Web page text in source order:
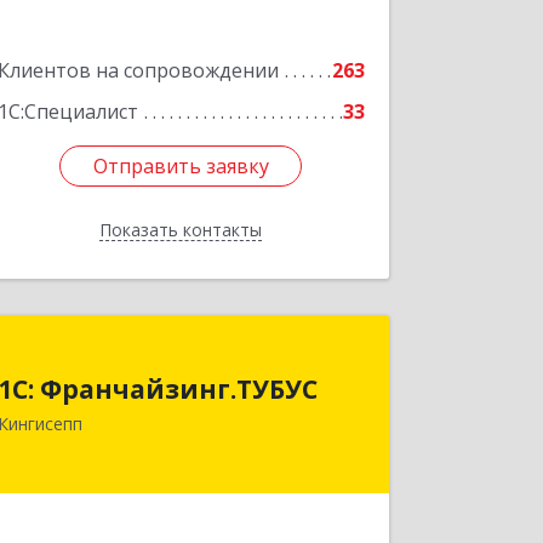
Клиентов на сопровождении
263
1С:Специалист
33
Отправить заявку
Показать контакты
Отправить заявку
Назад
1С: Франчайзинг.ТУБУС
Кингисепп